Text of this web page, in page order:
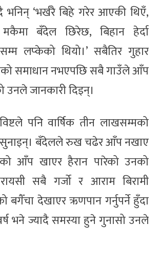
भनिन् ‘भर्खरै बिहे गरेर आएकी थिएँ,
मकैमा बँदेल छिरेछ, बिहान हेर्दा
लप्केको थियो।’ सबैतिर गुहार
समाधान नभएपछि सबै गाउँले आँप
उनले जानकारी दिइन्।
पनि वार्षिक तीन लाखसम्मको
बँदेलले रुख चढेर आँप नखाए
आँप खाएर हैरान पारेको उनको
सबै गर्जो र आराम बिरामी
देखाएर ऋणपान गर्नुपर्ने हुँदा
भने ज्यादै समस्या हुने गुनासो उनले